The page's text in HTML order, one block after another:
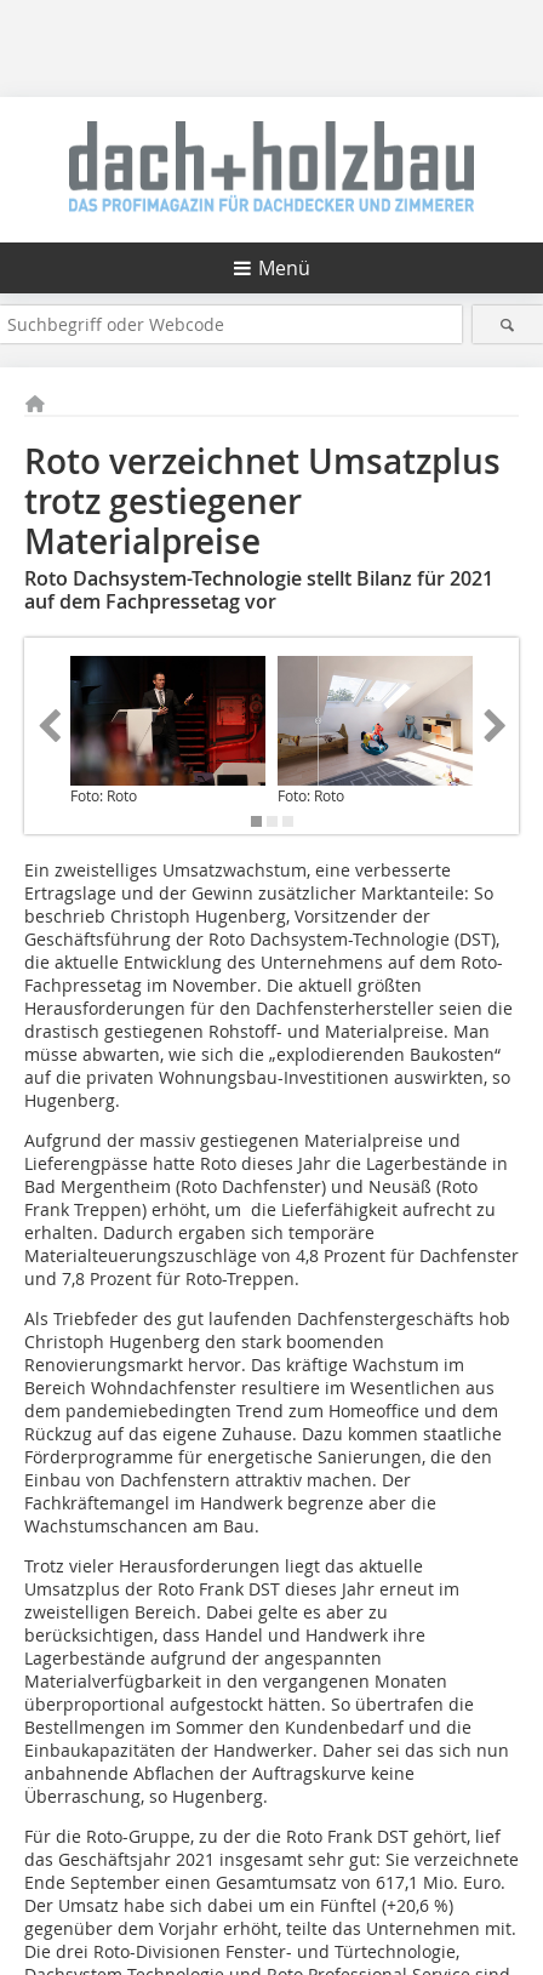
Menü
Roto verzeichnet Umsatzplus
trotz gestiegener
Materialpreise
Roto Dachsystem-Technologie stellt Bilanz für 2021
auf dem Fachpressetag vor
Foto: Roto Foto: Roto
Ein zweistelliges Umsatzwachstum, eine verbesserte
Ertragslage und der Gewinn zusätzlicher Marktanteile: So
beschrieb Christoph Hugenberg, Vorsitzender der
Geschäftsführung der Roto Dachsystem-Technologie (DST),
die aktuelle Entwicklung des Unternehmens auf dem Roto-
Fachpressetag im November. Die ­aktuell größten
Herausforderungen für den Dachfensterhersteller seien die
drastisch gestiegenen Rohstoff- und Materialpreise. Man
müsse abwarten, wie sich die „explodierenden Baukosten“
auf die privaten Wohnungsbau-Investitionen auswirkten, so
Hugenberg.
Aufgrund der massiv gestiegenen Materialpreise und
Lieferengpässe hatte Roto dieses Jahr die Lagerbestände in
Bad Mergentheim (Roto Dachfenster) und Neusäß (Roto
Frank Treppen) erhöht, um die Lieferfähigkeit aufrecht zu
erhalten. Dadurch ergaben sich temporäre
Materialteuerungszuschläge von 4,8 Prozent für Dachfenster
und 7,8 Prozent für Roto-Treppen.
Als Triebfeder des gut laufenden Dachfenstergeschäfts hob
Christoph Hugenberg den stark boomenden
Renovierungsmarkt hervor. Das kräftige Wachstum im
Bereich Wohndachfenster resultiere im Wesentlichen aus
dem pandemiebedingten Trend zum Homeoffice und dem
Rückzug auf das eigene Zuhause. Dazu kommen staatliche
Förderprogramme für energetische Sanierungen, die den
Einbau von Dachfenstern attraktiv machen. Der
Fachkräftemangel im Handwerk begrenze aber die
Wachstumschancen am Bau.
Trotz vieler Herausforderungen liegt das aktuelle
Umsatzplus der Roto Frank DST dieses Jahr erneut im
zweistelligen Bereich. Dabei gelte es aber zu
berücksichtigen, dass Handel und Handwerk ihre
Lagerbestände aufgrund der angespannten
Materialverfügbarkeit in den vergangenen Monaten
überproportional aufgestockt hätten. So übertrafen die
Bestellmengen im Sommer den Kundenbedarf und die
Einbaukapazitäten der Handwerker. Daher sei das sich nun
anbahnende Abflachen der Auftragskurve keine
Überraschung, so Hugenberg.
Für die Roto-Gruppe, zu der die Roto Frank DST gehört, lief
das Geschäftsjahr 2021 insgesamt sehr gut: Sie verzeichnete
Ende September einen Gesamtumsatz von 617,1 Mio. Euro.
Der Umsatz habe sich dabei um ein Fünftel (+20,6 %)
gegenüber dem Vorjahr erhöht, teilte das Unternehmen mit.
Die drei Roto-Divisionen Fenster- und Türtechnologie,